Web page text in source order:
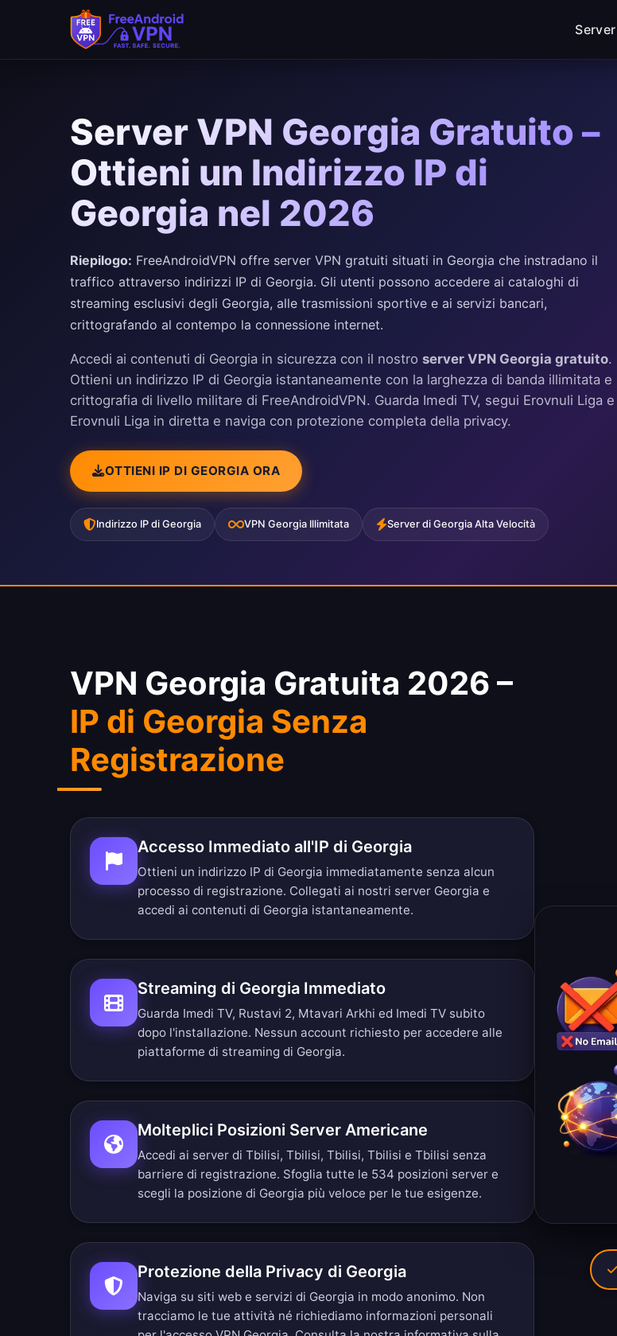
Server
Server VPN Georgia Gratuito –
Ottieni un Indirizzo IP di
Georgia nel 2026
Riepilogo: FreeAndroidVPN offre server VPN gratuiti situati in Georgia che instradano il
traffico attraverso indirizzi IP di Georgia. Gli utenti possono accedere ai cataloghi di
streaming esclusivi degli Georgia, alle trasmissioni sportive e ai servizi bancari,
crittografando al contempo la connessione internet.
Accedi ai contenuti di Georgia in sicurezza con il nostro server VPN Georgia gratuito.
Ottieni un indirizzo IP di Georgia istantaneamente con la larghezza di banda illimitata e
crittografia di livello militare di FreeAndroidVPN. Guarda Imedi TV, segui Erovnuli Liga e
Erovnuli Liga in diretta e naviga con protezione completa della privacy.
OTTIENI IP DI GEORGIA ORA
Indirizzo IP di Georgia VPN Georgia Illimitata Server di Georgia Alta Velocità
VPN Georgia Gratuita 2026 –
IP di Georgia Senza
Registrazione
Accesso Immediato all'IP di Georgia
Ottieni un indirizzo IP di Georgia immediatamente senza alcun
processo di registrazione. Collegati ai nostri server Georgia e
accedi ai contenuti di Georgia istantaneamente.
Streaming di Georgia Immediato
Guarda Imedi TV, Rustavi 2, Mtavari Arkhi ed Imedi TV subito
dopo l'installazione. Nessun account richiesto per accedere alle
piattaforme di streaming di Georgia.
Molteplici Posizioni Server Americane
Accedi ai server di Tbilisi, Tbilisi, Tbilisi, Tbilisi e Tbilisi senza
barriere di registrazione. Sfoglia tutte le 534 posizioni server e
scegli la posizione di Georgia più veloce per le tue esigenze.
Protezione della Privacy di Georgia
Naviga su siti web e servizi di Georgia in modo anonimo. Non
tracciamo le tue attività né richiediamo informazioni personali